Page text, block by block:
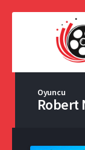
Oyuncu
Robert